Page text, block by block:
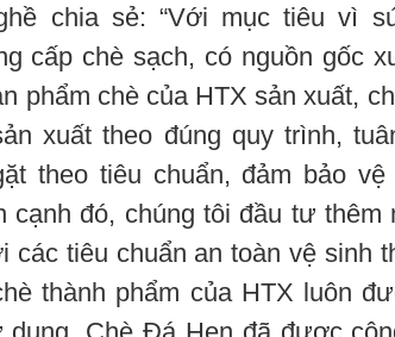
chia sẻ: “Với mục tiêu vì
cấp chè sạch, có nguồn gốc
phẩm chè của HTX sản xuất,
xuất theo đúng quy trình,
theo tiêu chuẩn, đảm bảo
cạnh đó, chúng tôi đầu tư thêm
các tiêu chuẩn an toàn vệ sinh
thành phẩm của HTX luôn